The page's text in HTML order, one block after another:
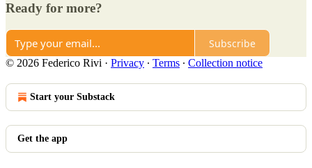
Ready for more?
Subscribe
© 2026 Federico Rivi · Privacy ∙ Terms ∙ Collection notice
Start your Substack
Get the app